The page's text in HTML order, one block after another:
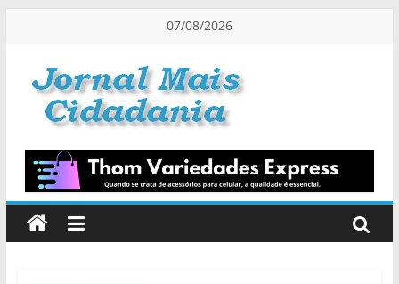
conteúdo
07/08/2026
Jornal
Mais
Cidadania